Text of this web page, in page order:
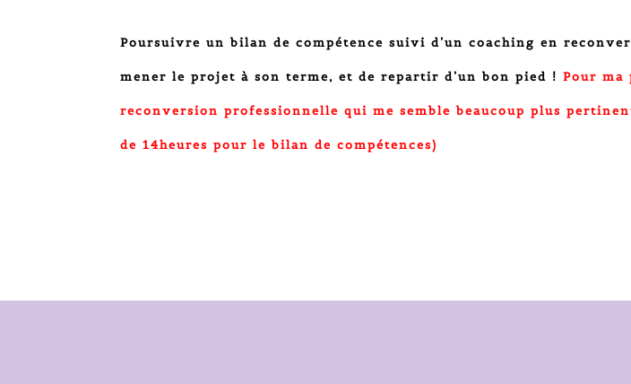
Poursuivre un bilan de compétence suivi d’un coaching en
mener le projet à son terme, et de repartir d’un bon pied !Pour ma
reconversion professionnelle qui me semble beaucoup plus
de 14heures pour le bilan de compétences)